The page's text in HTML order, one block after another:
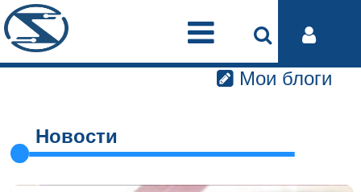
Мои блоги
Новости